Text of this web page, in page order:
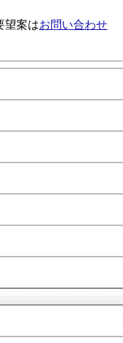
望案はお問い合わせ